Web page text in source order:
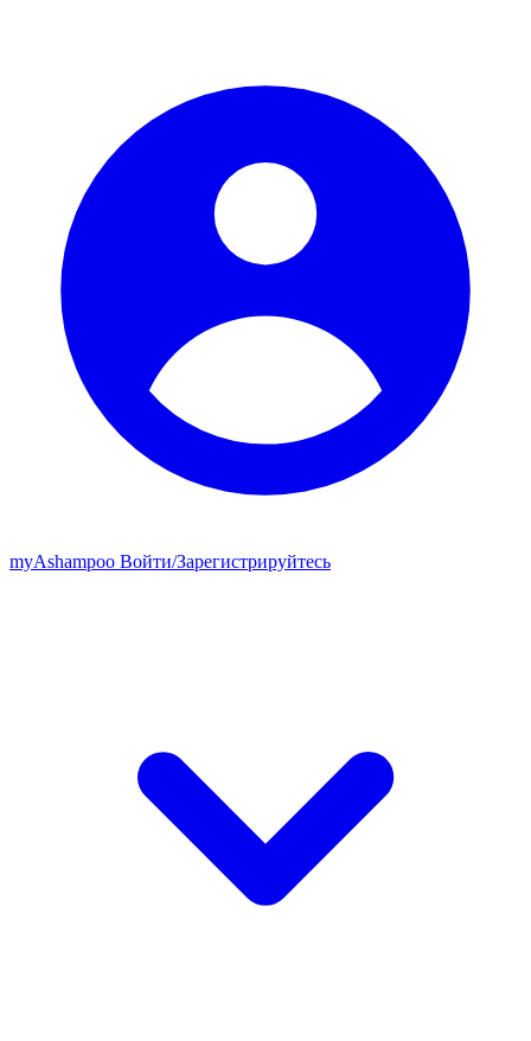
myAshampoo Войти/Зарегистрируйтесь